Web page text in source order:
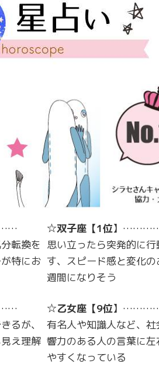
転換を
特にお
☆双子座 【1位】
思い立ったら突発的に
す、スピード感と変化の
週間になりそう
るが、
え理解
☆乙女座 【9位】
有名人や知識人など、社
響力のある人の言葉に左
やすくなっている